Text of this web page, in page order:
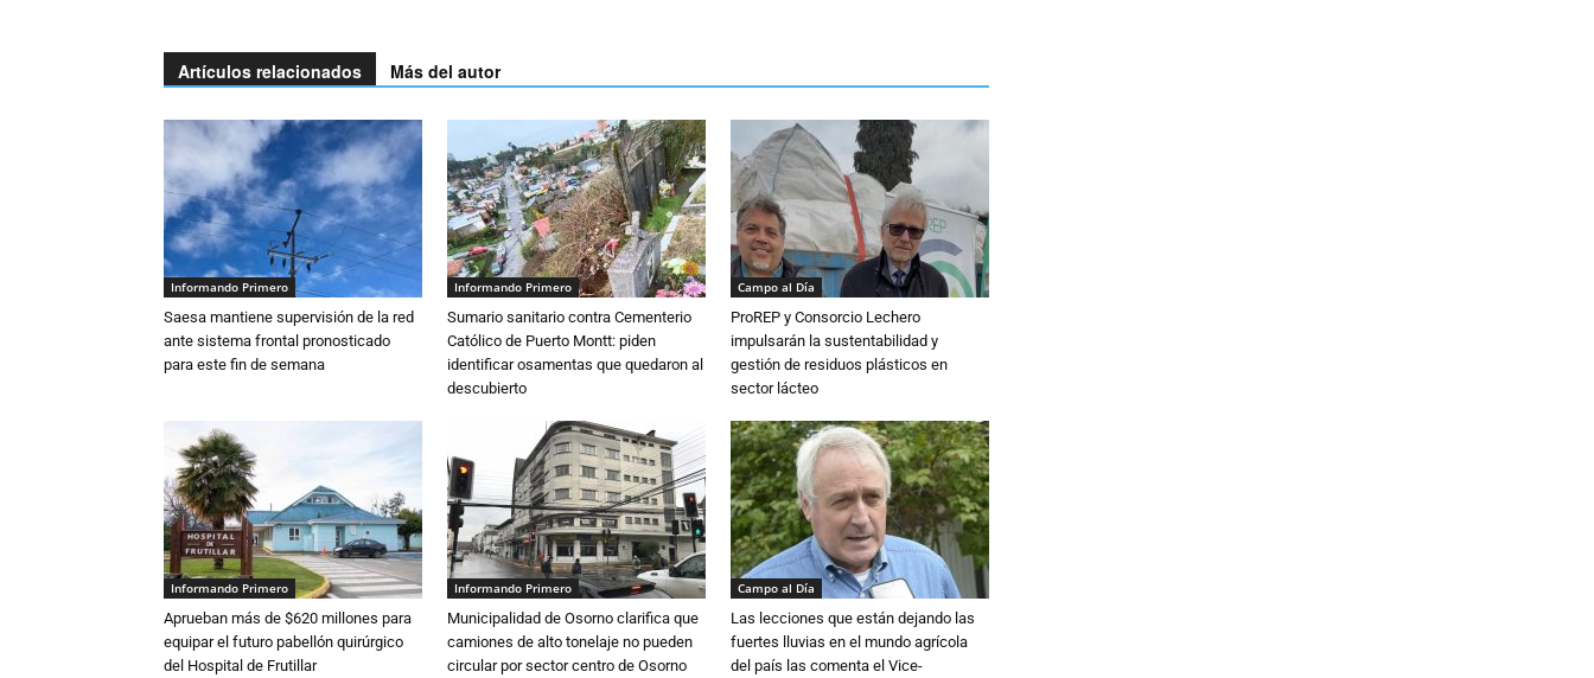
Artículos relacionados Más del autor
Informando Primero
Saesa mantiene supervisión de la red
ante sistema frontal pronosticado
para este fin de semana
Informando Primero
Sumario sanitario contra Cementerio
Católico de Puerto Montt: piden
identificar osamentas que quedaron al
descubierto
Campo al Día
ProREP y Consorcio Lechero
impulsarán la sustentabilidad y
gestión de residuos plásticos en
sector lácteo
Informando Primero
Aprueban más de $620 millones para
equipar el futuro pabellón quirúrgico
del Hospital de Frutillar
Informando Primero
Municipalidad de Osorno clarifica que
camiones de alto tonelaje no pueden
circular por sector centro de Osorno
Campo al Día
Las lecciones que están dejando las
fuertes lluvias en el mundo agrícola
del país las comenta el Vice-